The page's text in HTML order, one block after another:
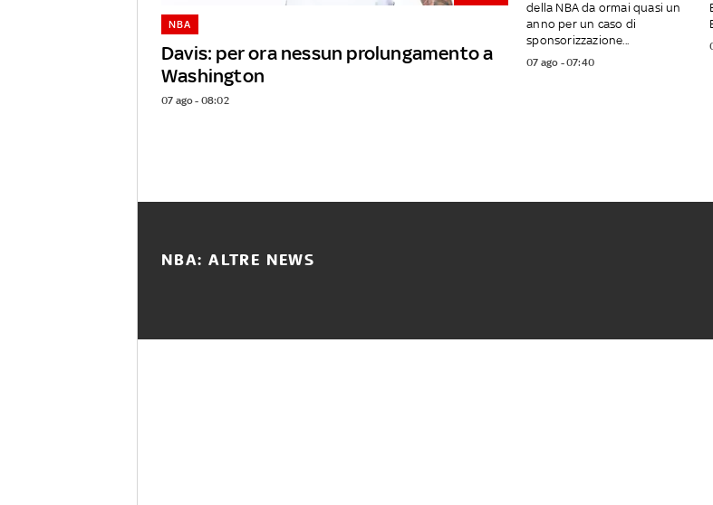
Davis: per ora nessun prolungamento a
Washington
NBA
07 ago - 08:02
della NBA da ormai quasi un
anno per un caso di
sponsorizzazione...
07 ago - 07:40
NBA: ALTRE NEWS